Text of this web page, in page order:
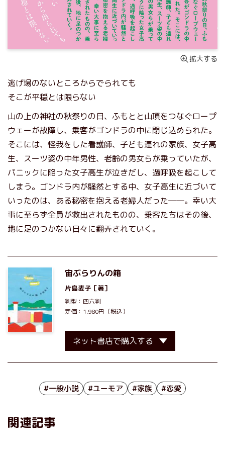
拡大する
逃げ場のないところからでられても
そこが平穏とは限らない
山の上の神社の秋祭りの日、ふもとと山頂をつなぐロープ
ウェーが故障し、乗客がゴンドラの中に閉じ込められた。
そこには、怪我をした看護師、子ども連れの家族、女子高
生、スーツ姿の中年男性、老齢の男女らが乗っていたが、
パニックに陥った女子高生が泣きだし、過呼吸を起こして
しまう。ゴンドラ内が騒然とする中、女子高生に近づいて
いったのは、ある秘密を抱える老婦人だった――。幸い大
事に至らず全員が救出されたものの、乗客たちはその後、
地に足のつかない日々に翻弄されていく。
宙ぶらりんの箱
片島麦子 ［著］
判型：四六判
定価：1,980円（税込）
ネット書店で購入する
#一般小説 #ユーモア #家族 #恋愛
関連記事